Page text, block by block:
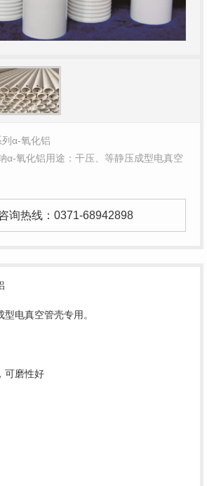
α-氧化铝
α-氧化铝用途：干压、等静压成型电真空
询热线： 0371-68942898
电真空管壳专用。
可磨性好